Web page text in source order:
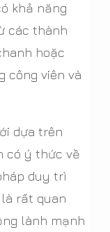
khả năng
các thành
hoặc
công viên và
dựa trên
có ý thức về
duy trì
rất quan
lành mạnh